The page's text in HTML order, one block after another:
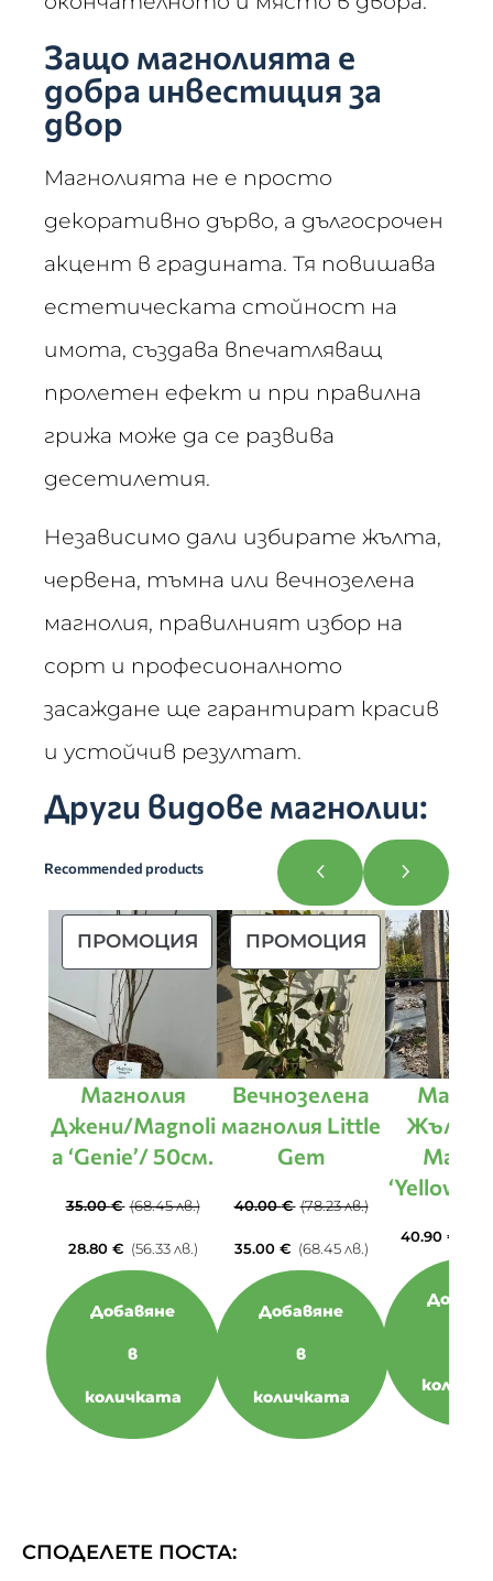
Защо магнолията е
добра инвестиция за
двор
Магнолията не е просто
декоративно дърво, а дългосрочен
акцент в градината. Тя повишава
естетическата стойност на
имота, създава впечатляващ
пролетен ефект и при правилна
грижа може да се развива
десетилетия.
Независимо дали избирате жълта,
червена, тъмна или вечнозелена
магнолия, правилният избор на
сорт и професионалното
засаждане ще гарантират красив
и устойчив резултат.
Други видове магнолии:
Recommended products
ПРОМОЦИЯ
Магнолия
Джени/Magnoli
a ‘Genie’/ 50см.
35.00€ (68.45 лв.)
28.80 € (56.33 лв.)
Добавяне
в
количката
ПРОМОЦИЯ
Вечнозелена
магнолия Little
Gem
40.00€ (78.23 лв.)
35.00 € (68.45 лв.)
Добавяне
в
количката
Жълта
‘Yellow
40.90 €
СПОДЕЛЕТЕ ПОСТА: